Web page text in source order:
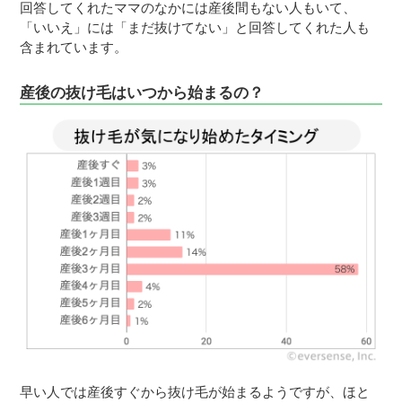
回答してくれたママのなかには産後間もない人もいて、
「いいえ」には「まだ抜けてない」と回答してくれた人も
含まれています。
産後の抜け毛はいつから始まるの？
早い人では産後すぐから抜け毛が始まるようですが、ほと